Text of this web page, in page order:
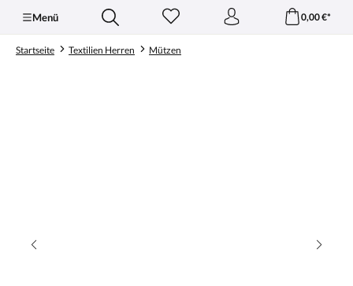
Menü 0,00 €*
Startseite Textilien Herren Mützen